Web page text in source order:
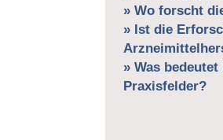
» Wo forscht
» Ist die
» Was
Praxisfelder?